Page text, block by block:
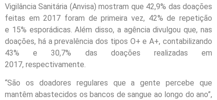
Vigilância Sanitária (Anvisa) mostram que 42,9% das doações
feitas em 2017 foram de primeira vez, 42% de repetição
e 15% esporádicas. Além disso, a agência divulgou que, nas
doações, há a prevalência dos tipos O+ e A+, contabilizando
43% e 30,7% das doações realizadas em
2017, respectivamente.
“São os doadores regulares que a gente percebe que
mantêm abastecidos os bancos de sangue ao longo do ano”,